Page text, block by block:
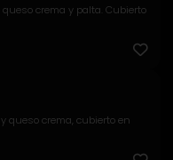
queso crema y palta. Cubierto
queso crema, cubierto en